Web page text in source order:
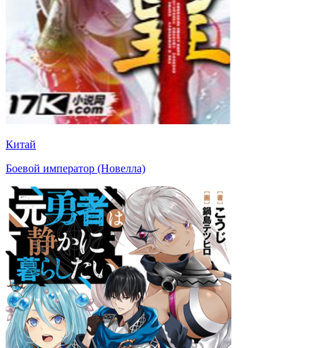
Китай
Боевой император (Новелла)